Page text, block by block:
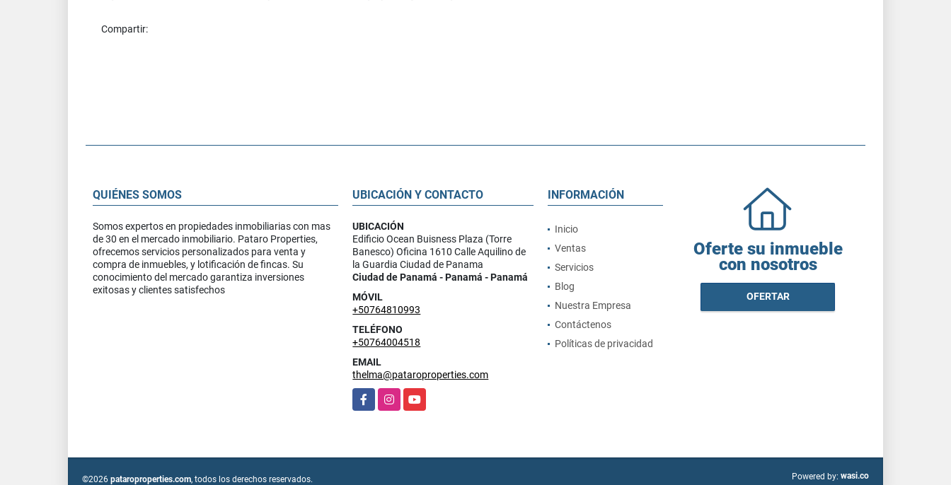
Compartir:
QUIÉNES SOMOS
Somos expertos en propiedades inmobiliarias con mas
de 30 en el mercado inmobiliario. Pataro Properties,
ofrecemos servicios personalizados para venta y
compra de inmuebles, y lotificación de fincas. Su
conocimiento del mercado garantiza inversiones
exitosas y clientes satisfechos
UBICACIÓN Y CONTACTO
UBICACIÓN
Edificio Ocean Buisness Plaza (Torre
Banesco) Oficina 1610 Calle Aquilino de
la Guardia Ciudad de Panama
Ciudad de Panamá - Panamá - Panamá
MÓVIL
+50764810993
TELÉFONO
+50764004518
EMAIL
thelma@pataroproperties.com
FacebookInstagramYouTube
INFORMACIÓN
Inicio
Ventas
Servicios
Blog
Nuestra Empresa
Contáctenos
Políticas de privacidad
Oferte su inmueble
con nosotros
OFERTAR
©2026 pataroproperties.com, todos los derechos reservados. Powered by: wasi.co